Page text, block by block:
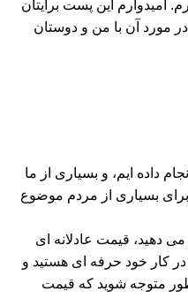
امیدوارم این پست برایتان
مورد آن با من و دوستان
داده ایم، و بسیاری از ما
بسیاری از مردم موضوع
دهید، قیمت عادلانه ای
کار خود حرفه ای هستید و
متوجه شوید که قیمت